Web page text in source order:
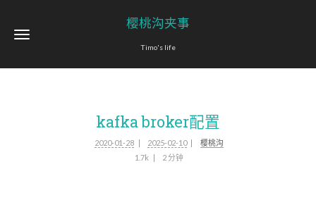
樱桃沟夹事
Timo's life
kafka broker配置
2020-01-28 2025-02-10
樱桃沟
1.7k
2 分钟